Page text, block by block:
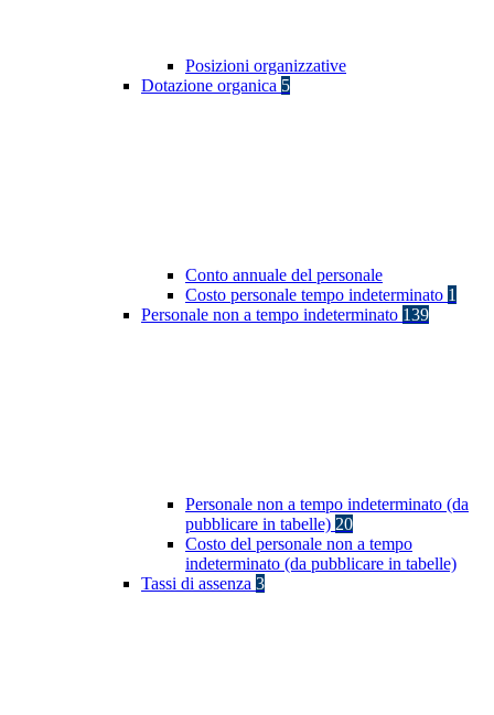
Posizioni organizzative
Dotazione organica 5
Conto annuale del personale
Costo personale tempo indeterminato 1
Personale non a tempo indeterminato 139
Personale non a tempo indeterminato (da
pubblicare in tabelle) 20
Costo del personale non a tempo
indeterminato (da pubblicare in tabelle)
Tassi di assenza 3